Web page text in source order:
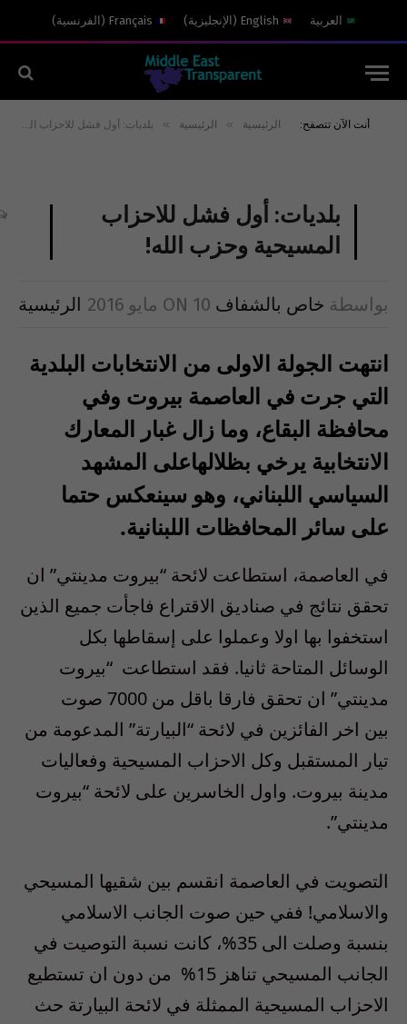
العربية English
( الإنجليزية)
Français
( الفرنسية)
أنت الآن تتصفح: الرئيسية » الرئيسية » بلديات: أول فشل للاحزاب المسيحية وحزب الله! ‎
بلديات: أول فشل للاحزاب
المسيحية وحزب الله! ‎
بواسطة خاص بالشفاف ON 10 مايو 2016 الرئيسية
انتهت الجولة الاولى من الانتخابات البلدية
التي جرت في العاصمة بيروت وفي
محافظة البقاع، وما زال غبار المعارك
الانتخابية يرخي بظلالهاعلى المشهد
السياسي اللبناني، وهو سينعكس حتما
على سائر المحافظات اللبنانية.
في العاصمة، استطاعت لائحة “بيروت مدينتي” ان
تحقق نتائج في صناديق الاقتراع فاجأت جميع الذين
استخفوا بها اولا وعملوا على إسقاطها بكل
الوسائل المتاحة ثانيا. فقد استطاعت “بيروت
مدينتي” ان تحقق فارقا باقل من 7000 صوت
بين اخر الفائزين في لائحة “البيارتة” المدعومة من
تيار المستقبل وكل الاحزاب المسيحية وفعاليات
مدينة بيروت. واول الخاسرين على لائحة “بيروت
مدينتي”.
التصويت في العاصمة انقسم بين شقيها المسيحي
والاسلامي! ففي حين صوت الجانب الاسلامي
بنسبة وصلت الى 35%، كانت نسبة التوصيت في
الجانب المسيحي تناهز 15%
من دون ان تستطيع
الاحزاب المسيحية الممثلة في لائحة البيارتة حث